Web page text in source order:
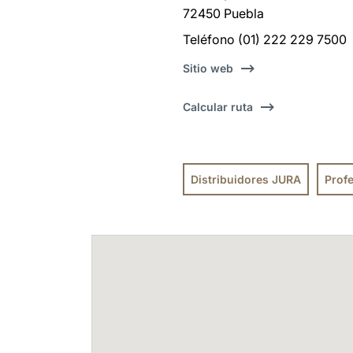
72450 Puebla
Teléfono (01) 222 229 7500
Sitio web
Calcular ruta
Distribuidores JURA